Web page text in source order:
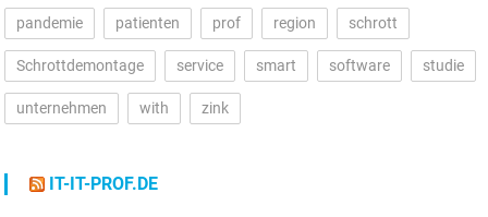
pandemie patienten prof region schrott
Schrottdemontage service smart software studie
unternehmen with zink
IT-IT-PROF.DE